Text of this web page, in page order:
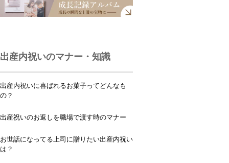
出産内祝いのマナー・知識
出産内祝いに喜ばれるお菓子ってどんなも
の？
出産祝いのお返しを職場で渡す時のマナー
お世話になってる上司に贈りたい出産内祝い
は？